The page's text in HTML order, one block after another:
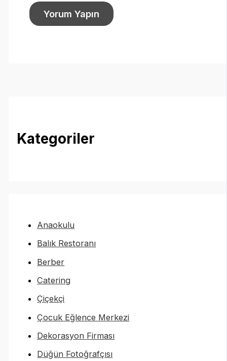
Kategoriler
Anaokulu
Balık Restoranı
Berber
Catering
Çiçekçi
Çocuk Eğlence Merkezi
Dekorasyon Firması
Düğün Fotoğrafçısı